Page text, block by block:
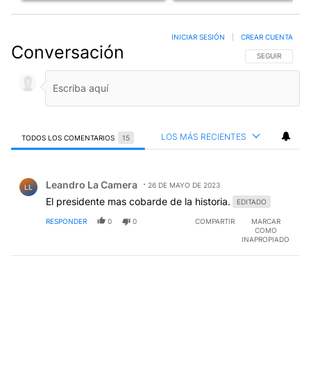
Conversación SIGA ESTA
SEGUIR
INICIAR SESIÓN CREAR CUENTA
TODOS LOS COMENTARIOS 15 LOS MÁS RECIENTES
LL Leandro La Camera 26 DE MAYO DE 2023
El presidente mas cobarde de la historia. EDITADO
RESPONDER 0 0 COMPARTIR
MARCAR
COMO
INAPROPIADO